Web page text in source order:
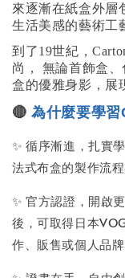
來逐漸在紙盒外層
生活美感的藝術工
到了19世紀，
尚， 無論首飾盒
盒的優雅身影，展
🔴 為什麼要學
✨ 循序漸進，扎實
法式布盒的製作流程
✨ 官方認證，開啟
後，可取得日本
作、販售或個人品牌